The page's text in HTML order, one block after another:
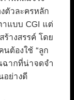
ตัวละครหลัก
แบบ CGI แต่
างสรรค์ โดย
ต้องใช้ “ลูก
ฉากที่น่าจดจำ
อย่างดี